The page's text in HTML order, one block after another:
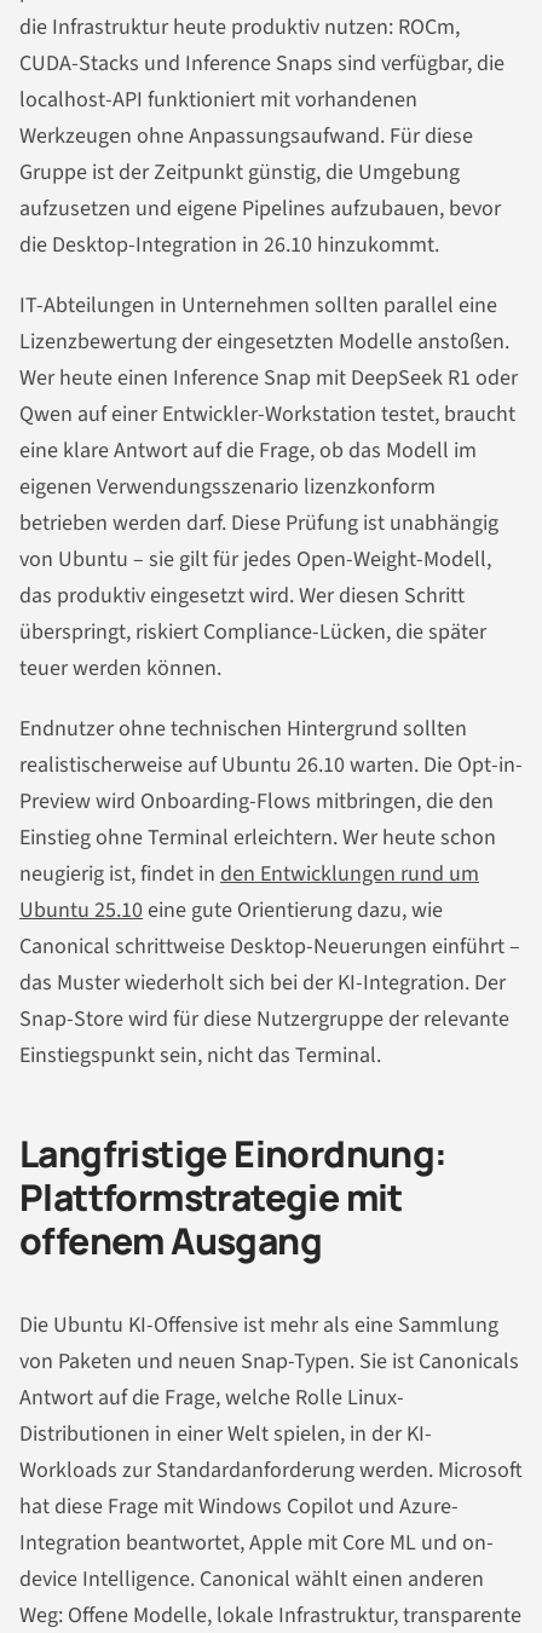
die Infrastruktur heute produktiv nutzen: ROCm,
CUDA-Stacks und Inference Snaps sind verfügbar, die
localhost-API funktioniert mit vorhandenen
Werkzeugen ohne Anpassungsaufwand. Für diese
Gruppe ist der Zeitpunkt günstig, die Umgebung
aufzusetzen und eigene Pipelines aufzubauen, bevor
die Desktop-Integration in 26.10 hinzukommt.
IT-Abteilungen in Unternehmen sollten parallel eine
Lizenzbewertung der eingesetzten Modelle anstoßen.
Wer heute einen Inference Snap mit DeepSeek R1 oder
Qwen auf einer Entwickler-Workstation testet, braucht
eine klare Antwort auf die Frage, ob das Modell im
eigenen Verwendungsszenario lizenzkonform
betrieben werden darf. Diese Prüfung ist unabhängig
von Ubuntu – sie gilt für jedes Open-Weight-Modell,
das produktiv eingesetzt wird. Wer diesen Schritt
überspringt, riskiert Compliance-Lücken, die später
teuer werden können.
Endnutzer ohne technischen Hintergrund sollten
realistischerweise auf Ubuntu 26.10 warten. Die Opt-in-
Preview wird Onboarding-Flows mitbringen, die den
Einstieg ohne Terminal erleichtern. Wer heute schon
neugierig ist, findet in den Entwicklungen rund um
Ubuntu 25.10eine gute Orientierung dazu, wie
Canonical schrittweise Desktop-Neuerungen einführt –
das Muster wiederholt sich bei der KI-Integration. Der
Snap-Store wird für diese Nutzergruppe der relevante
Einstiegspunkt sein, nicht das Terminal.
Langfristige Einordnung:
Plattformstrategie mit
offenem Ausgang
Die Ubuntu KI-Offensive ist mehr als eine Sammlung
von Paketen und neuen Snap-Typen. Sie ist Canonicals
Antwort auf die Frage, welche Rolle Linux-
Distributionen in einer Welt spielen, in der KI-
Workloads zur Standardanforderung werden. Microsoft
hat diese Frage mit Windows Copilot und Azure-
Integration beantwortet, Apple mit Core ML und on-
device Intelligence. Canonical wählt einen anderen
Weg: Offene Modelle, lokale Infrastruktur, transparente